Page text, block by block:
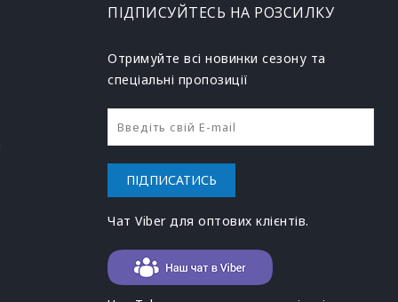
ПІДПИСУЙТЕСЬ НА РОЗСИЛКУ
Отримуйте всі новинки сезону та
спеціальні пропозиції
ПІДПИСАТИСЬ
Чат Viber для оптових клієнтів.